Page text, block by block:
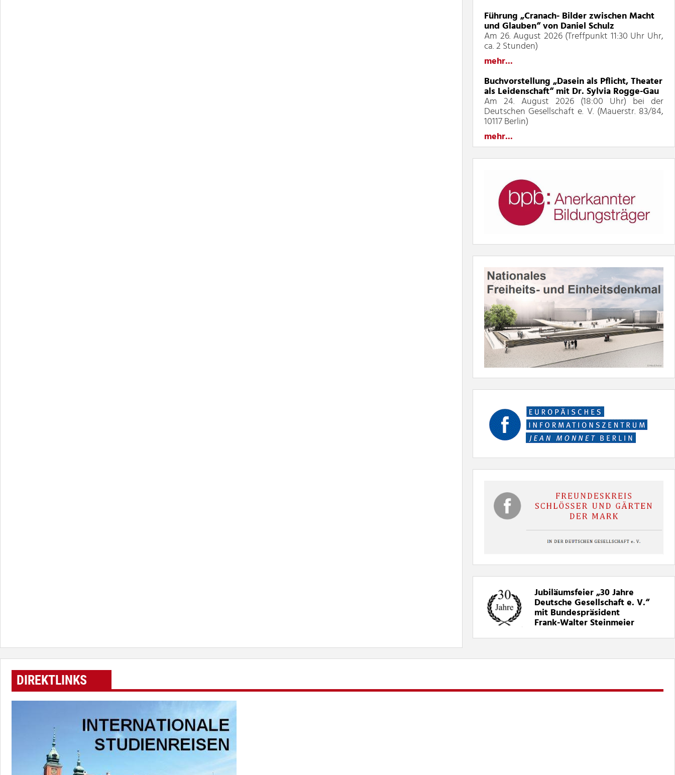
Führung „Cranach- Bilder zwischen Macht
und Glauben“ von Daniel Schulz
Am 26. August 2026 (Treffpunkt 11:30 Uhr Uhr,
ca. 2 Stunden)
mehr...
Buchvorstellung „Dasein als Pflicht, Theater
als Leidenschaft“ mit Dr. Sylvia Rogge-Gau
Am 24. August 2026 (18:00 Uhr) bei der
Deutschen Gesellschaft e. V. (Mauerstr. 83/84,
10117 Berlin)
mehr...
Jubiläumsfeier „30 Jahre
Deutsche Gesellschaft e. V.“
mit Bundespräsident
Frank-Walter Steinmeier
DIREKTLINKS